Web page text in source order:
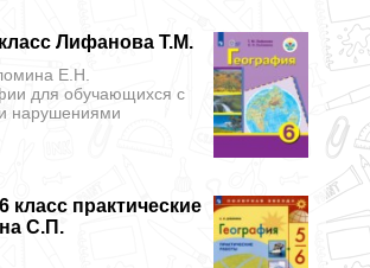
Лифанова Т.М.
Е.Н.
для обучающихся с
нарушениями
класс практические
С.П.